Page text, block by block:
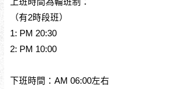
（有2時段班）
1: PM 20:30
2: PM 10:00
下班時間：AM 06:00左右